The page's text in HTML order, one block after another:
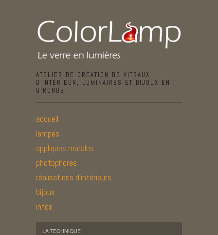
ATELIER DE CRÉATION DE VITRAUX
D’INTÉRIEUR, LUMINAIRES ET BIJOUX EN
GIRONDE
accueil
lampes
appliques murales
photophores
réalisations d’intérieurs
bijoux
infos
LA TECHNIQUE